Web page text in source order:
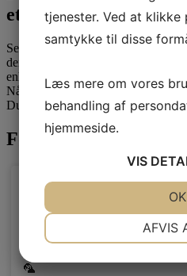
et spørgsmål?
Send os dit spørgsmål her. Vi
den rigtige person. Vores eksperter
enhver udfordring, stor eller lille.
Når du skriver til os, kan der gå op
Du kan eventuelt også få svar
Følg med på Facebook
Der vil igen i år blive afviklet
oplæringsansvarlige på
🦜
tjenester. Ved at klikke
samtykke til disse
Læs mere om vores
behandling af
hjemmeside.
VIS
AFVIS
OK